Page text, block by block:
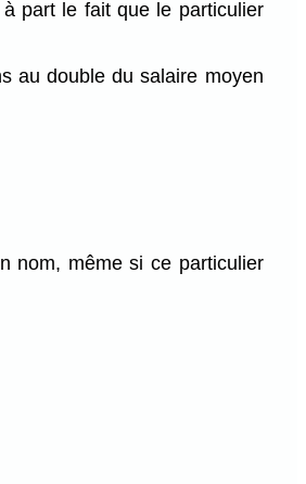
part le fait que le particulier
au double du salaire moyen
nom, même si ce particulier